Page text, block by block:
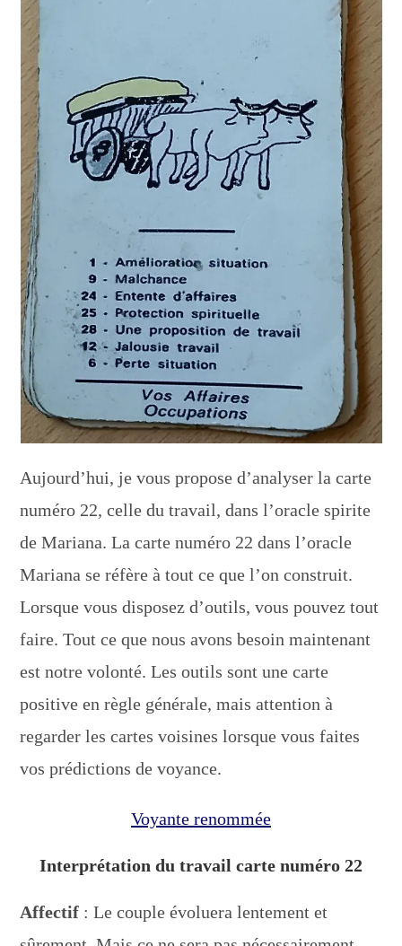
Aujourd’hui, je vous propose d’analyser la carte
numéro 22, celle du travail, dans l’oracle spirite
de Mariana. La carte numéro 22 dans l’oracle
Mariana se réfère à tout ce que l’on construit.
Lorsque vous disposez d’outils, vous pouvez tout
faire. Tout ce que nous avons besoin maintenant
est notre volonté. Les outils sont une carte
positive en règle générale, mais attention à
regarder les cartes voisines lorsque vous faites
vos prédictions de voyance.
Voyante renommée
Interprétation du travail carte numéro 22
Affectif : Le couple évoluera lentement et